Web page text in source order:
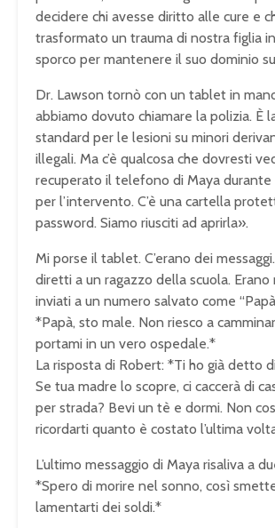
decidere chi avesse diritto alle cure e
trasformato un trauma di nostra figlia
sporco per mantenere il suo dominio
Dr. Lawson tornò con un tablet in
abbiamo dovuto chiamare la polizia. È
standard per le lesioni su minori
illegali. Ma c’è qualcosa che dovresti
recuperato il telefono di Maya durante
per l’intervento. C’è una cartella
password. Siamo riusciti ad aprirla».
Mi porse il tablet. C’erano dei
diretti a un ragazzo della scuola. Erano
inviati a un numero salvato come
*Papà, sto male. Non riesco a
portami in un vero ospedale.*
La risposta di Robert: *Ti ho già detto
Se tua madre lo scopre, ci caccerà di
per strada? Bevi un tè e dormi. Non
ricordarti quanto è costato l’ultima
L’ultimo messaggio di Maya risaliva a
*Spero di morire nel sonno, così
lamentarti dei soldi.*